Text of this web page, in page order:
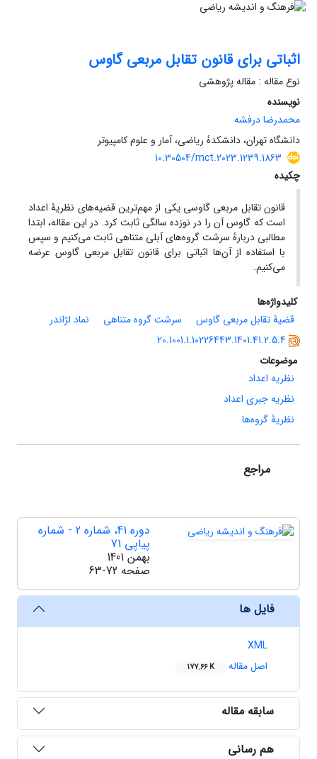
اثباتی برای قانون تقابل مربعی گاوس
نوع مقاله : مقاله پژوهشی
نویسنده
محمدرضا درفشه
دانشگاه تهران‏‏، دانشکدهٔ ریاضی، آمار و علوم کامپیوتر
10.30504/mct.2023.1239.1863
چکیده
قانون تقابل مربعی گاوسی یکی از مهم‏‌ترین قضیه‌های نظریۀ اعداد
است که گاوس آن را در نوزده سالگی ثابت کرد. در این مقاله‏، ابتدا
مطالبی دربارهٔ سرشت گروه‌های آبلی متناهی ثابت می‌کنیم و سپس
با استفاده از آن‌ها اثباتی برای قانون تقابل مربعی گاوس عرضه
می‌کنیم.
کلیدواژه‌ها
قضیۀ تقابل مربعی گاوس
سرشت گروه متناهی
نماد لژاندر
20.1001.1.10226443.1401.41.2.5.4
موضوعات
نظریه اعداد
نظریه جبری اعداد
نظریۀ گروه‌ها
مراجع
دوره 41، شماره 2 - شماره
پیاپی 71
بهمن 1401
صفحه 63-72
فایل ها
XML
اصل مقاله
177.66 K
سابقه مقاله
هم رسانی